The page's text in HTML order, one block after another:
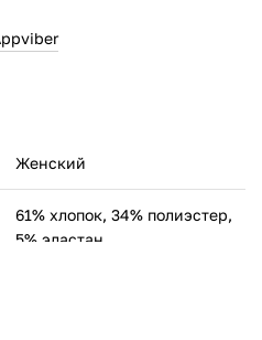
viber
Женский
61% хлопок, 34% полиэстер,
5% эластан